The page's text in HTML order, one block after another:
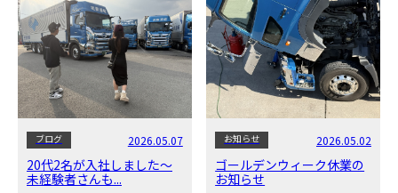
ブログ 2026.05.07
20代2名が入社しました～
未経験者さんも...
お知らせ 2026.05.02
ゴールデンウィーク休業の
お知らせ